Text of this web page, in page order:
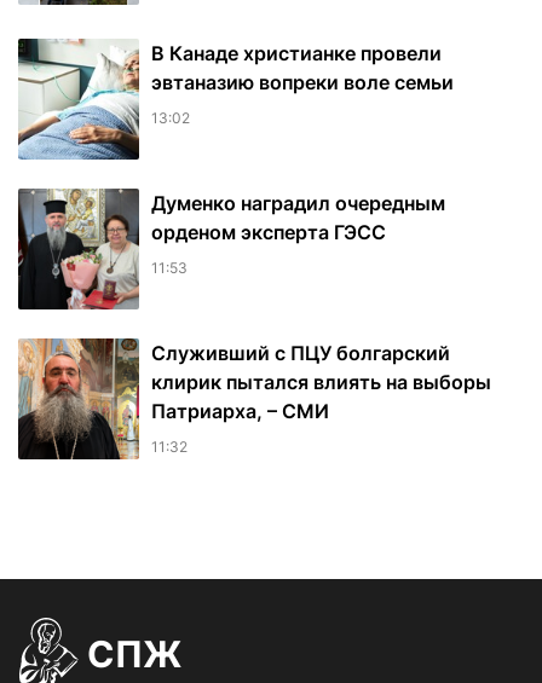
В Канаде христианке провели
эвтаназию вопреки воле семьи
13:02
Думенко наградил очередным
орденом эксперта ГЭСС
11:53
Служивший с ПЦУ болгарский
клирик пытался влиять на выборы
Патриарха, – СМИ
11:32
СПЖ